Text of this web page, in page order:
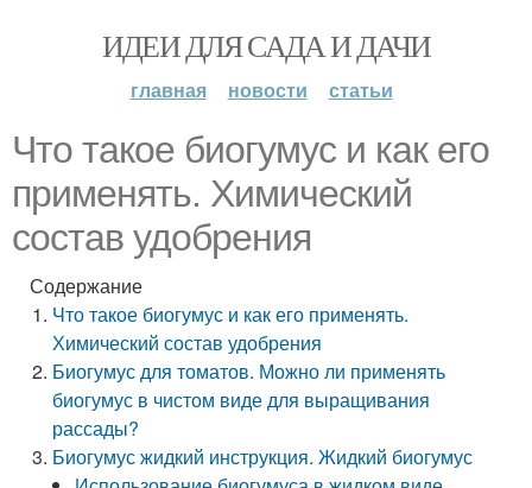
ИДЕИ ДЛЯ САДА И ДАЧИ
главная новости статьи
Что такое биогумус и как его
применять. Химический
состав удобрения
Содержание
Что такое биогумус и как его применять.
Химический состав удобрения
Биогумус для томатов. Можно ли применять
биогумус в чистом виде для выращивания
рассады?
Биогумус жидкий инструкция. Жидкий биогумус